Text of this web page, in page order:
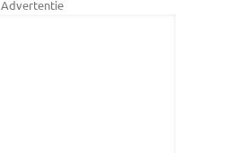
Advertentie